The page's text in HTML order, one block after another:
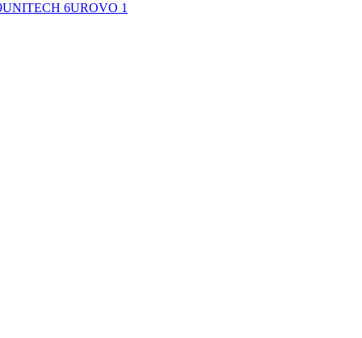
UNITECH 6UROVO 1